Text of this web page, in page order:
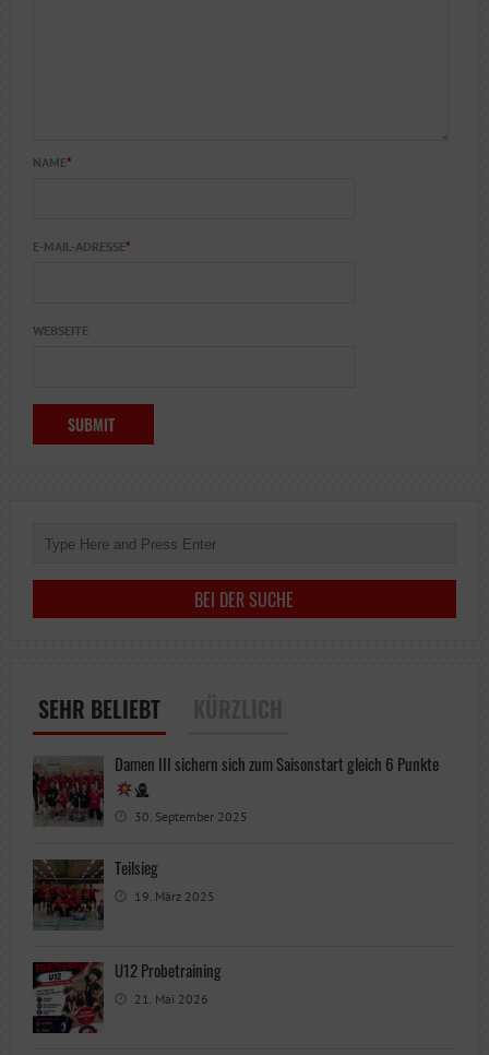
NAME*
E-MAIL-ADRESSE*
WEBSEITE
SEHR BELIEBT
Damen III sichern sich zum Saisonstart gleich 6 Punkte
30. September 2025
Teilsieg
19. März 2025
U12 Probetraining
21. Mai 2026